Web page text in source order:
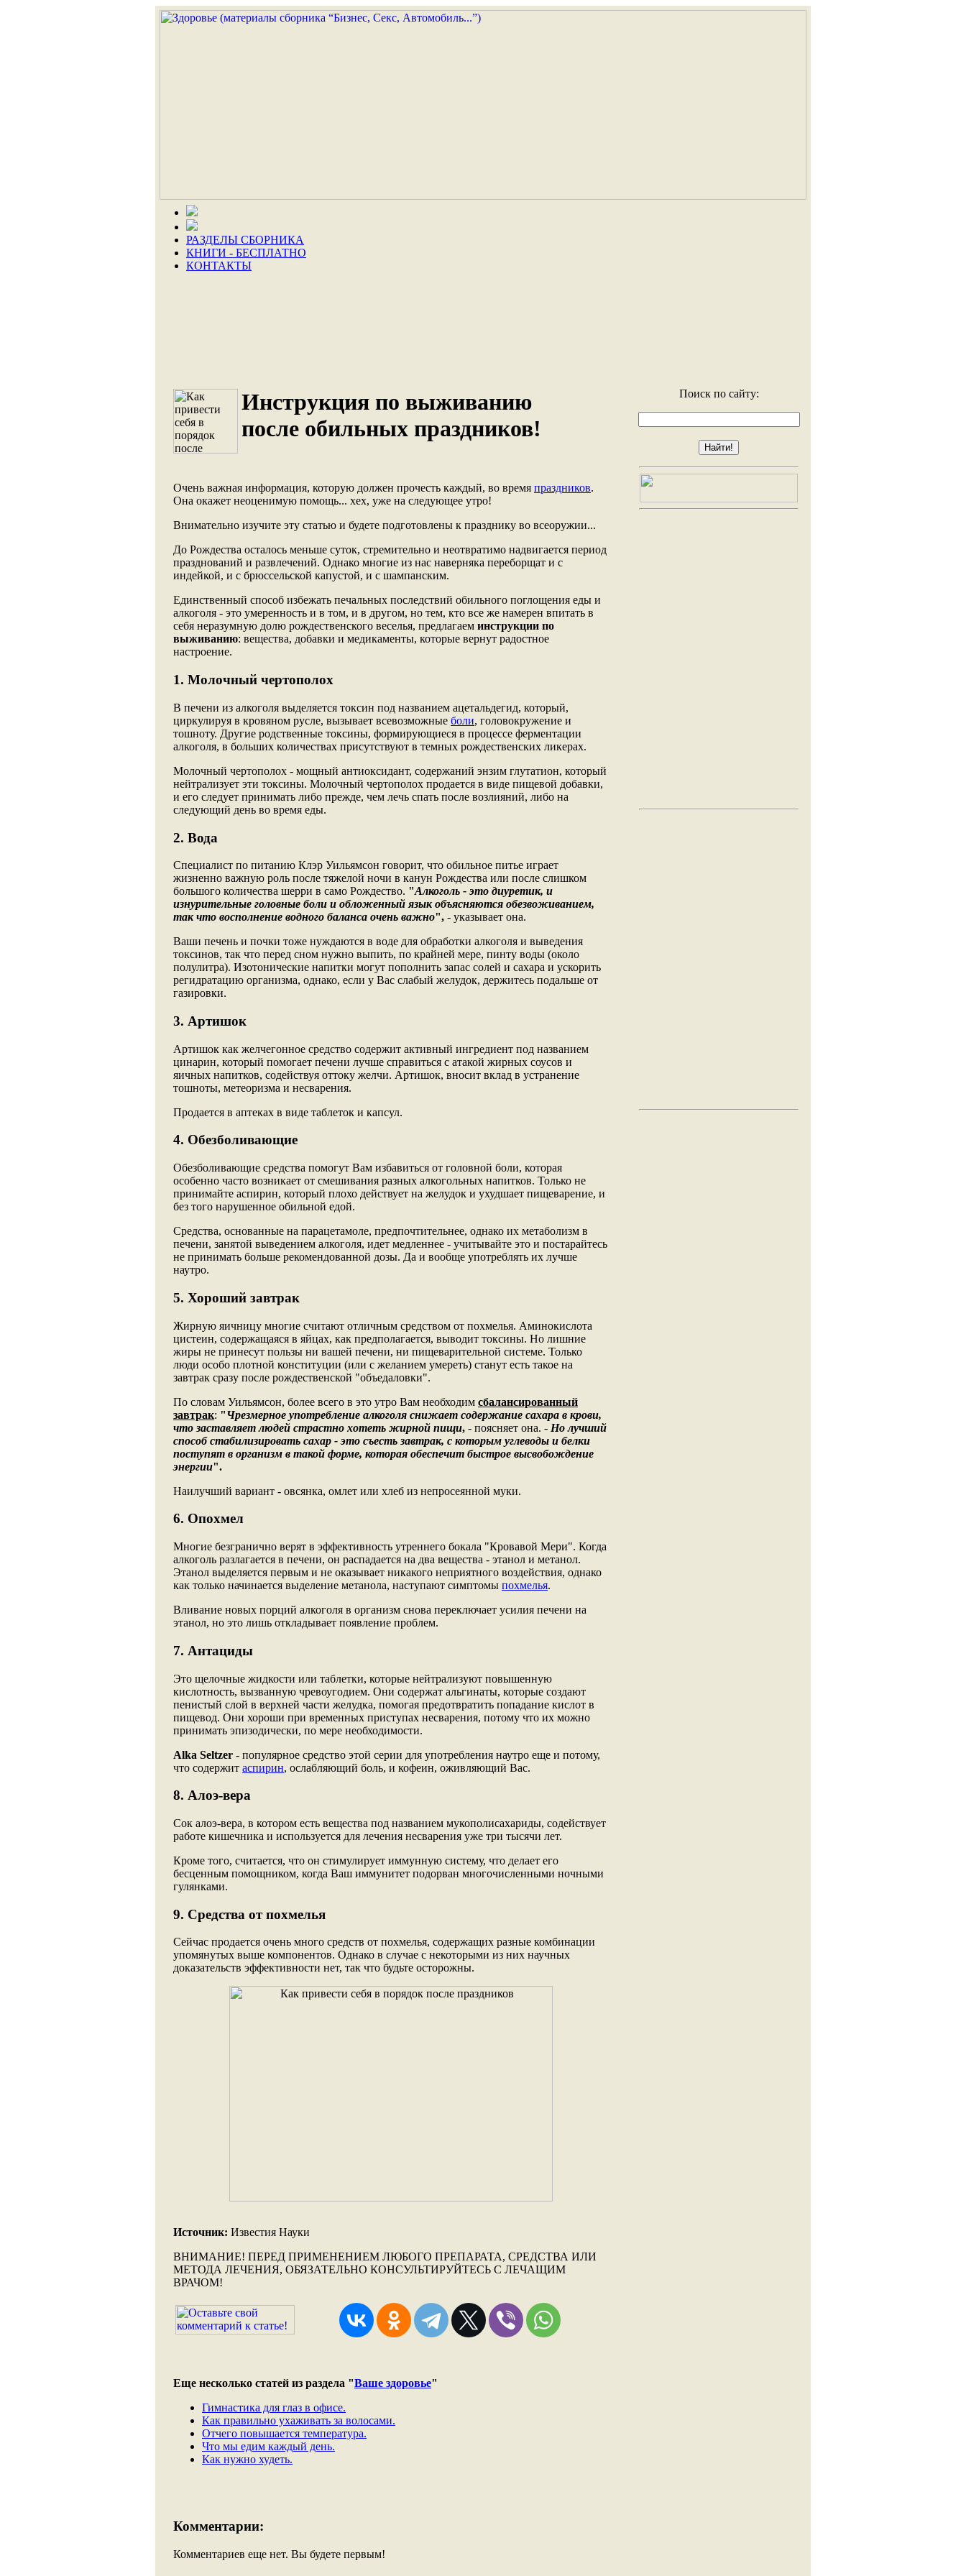
РАЗДЕЛЫ СБОРНИКА
КНИГИ - БЕСПЛАТНО
КОНТАКТЫ
Инструкция по выживанию
после обильных праздников!
Очень важная информация, которую должен прочесть каждый, во время праздников.
Она окажет неоценимую помощь... хех, уже на следующее утро!
Внимательно изучите эту статью и будете подготовлены к празднику во всеоружии...
До Рождества осталось меньше суток, стремительно и неотвратимо надвигается период
празднований и развлечений. Однако многие из нас наверняка переборщат и с
индейкой, и с брюссельской капустой, и с шампанским.
Единственный способ избежать печальных последствий обильного поглощения еды и
алкоголя - это умеренность и в том, и в другом, но тем, кто все же намерен впитать в
себя неразумную долю рождественского веселья, предлагаем инструкции по
выживанию: вещества, добавки и медикаменты, которые вернут радостное
настроение.
1. Молочный чертополох
В печени из алкоголя выделяется токсин под названием ацетальдегид, который,
циркулируя в кровяном русле, вызывает всевозможные боли, головокружение и
тошноту. Другие родственные токсины, формирующиеся в процессе ферментации
алкоголя, в больших количествах присутствуют в темных рождественских ликерах.
Молочный чертополох - мощный антиоксидант, содержаний энзим глутатион, который
нейтрализует эти токсины. Молочный чертополох продается в виде пищевой добавки,
и его следует принимать либо прежде, чем лечь спать после возлияний, либо на
следующий день во время еды.
2. Вода
Специалист по питанию Клэр Уильямсон говорит, что обильное питье играет
жизненно важную роль после тяжелой ночи в канун Рождества или после слишком
большого количества шерри в само Рождество. "Алкоголь - это диуретик, и
изнурительные головные боли и обложенный язык объясняются обезвоживанием,
так что восполнение водного баланса очень важно", - указывает она.
Ваши печень и почки тоже нуждаются в воде для обработки алкоголя и выведения
токсинов, так что перед сном нужно выпить, по крайней мере, пинту воды (около
полулитра). Изотонические напитки могут пополнить запас солей и сахара и ускорить
регидратацию организма, однако, если у Вас слабый желудок, держитесь подальше от
газировки.
3. Артишок
Артишок как желчегонное средство содержит активный ингредиент под названием
цинарин, который помогает печени лучше справиться с атакой жирных соусов и
яичных напитков, содействуя оттоку желчи. Артишок, вносит вклад в устранение
тошноты, метеоризма и несварения.
Продается в аптеках в виде таблеток и капсул.
4. Обезболивающие
Обезболивающие средства помогут Вам избавиться от головной боли, которая
особенно часто возникает от смешивания разных алкогольных напитков. Только не
принимайте аспирин, который плохо действует на желудок и ухудшает пищеварение, и
без того нарушенное обильной едой.
Средства, основанные на парацетамоле, предпочтительнее, однако их метаболизм в
печени, занятой выведением алкоголя, идет медленнее - учитывайте это и постарайтесь
не принимать больше рекомендованной дозы. Да и вообще употреблять их лучше
наутро.
5. Хороший завтрак
Жирную яичницу многие считают отличным средством от похмелья. Аминокислота
цистеин, содержащаяся в яйцах, как предполагается, выводит токсины. Но лишние
жиры не принесут пользы ни вашей печени, ни пищеварительной системе. Только
люди особо плотной конституции (или с желанием умереть) станут есть такое на
завтрак сразу после рождественской "объедаловки".
По словам Уильямсон, более всего в это утро Вам необходим сбалансированный
завтрак: "Чрезмерное употребление алкоголя снижает содержание сахара в крови,
что заставляет людей страстно хотеть жирной пищи, - поясняет она. - Но лучший
способ стабилизировать сахар - это съесть завтрак, с которым углеводы и белки
поступят в организм в такой форме, которая обеспечит быстрое высвобождение
энергии".
Наилучший вариант - овсянка, омлет или хлеб из непросеянной муки.
6. Опохмел
Многие безгранично верят в эффективность утреннего бокала "Кровавой Мери". Когда
алкоголь разлагается в печени, он распадается на два вещества - этанол и метанол.
Этанол выделяется первым и не оказывает никакого неприятного воздействия, однако
как только начинается выделение метанола, наступают симптомы похмелья.
Вливание новых порций алкоголя в организм снова переключает усилия печени на
этанол, но это лишь откладывает появление проблем.
7. Антациды
Это щелочные жидкости или таблетки, которые нейтрализуют повышенную
кислотность, вызванную чревоугодием. Они содержат альгинаты, которые создают
пенистый слой в верхней части желудка, помогая предотвратить попадание кислот в
пищевод. Они хороши при временных приступах несварения, потому что их можно
принимать эпизодически, по мере необходимости.
Alka Seltzer - популярное средство этой серии для употребления наутро еще и потому,
что содержит аспирин, ослабляющий боль, и кофеин, оживляющий Вас.
8. Алоэ-вера
Сок алоэ-вера, в котором есть вещества под названием мукополисахариды, содействует
работе кишечника и используется для лечения несварения уже три тысячи лет.
Кроме того, считается, что он стимулирует иммунную систему, что делает его
бесценным помощником, когда Ваш иммунитет подорван многочисленными ночными
гулянками.
9. Средства от похмелья
Сейчас продается очень много средств от похмелья, содержащих разные комбинации
упомянутых выше компонентов. Однако в случае с некоторыми из них научных
доказательств эффективности нет, так что будьте осторожны.
Источник: Известия Науки
ВНИМАНИЕ! ПЕРЕД ПРИМЕНЕНИЕМ ЛЮБОГО ПРЕПАРАТА, СРЕДСТВА ИЛИ
МЕТОДА ЛЕЧЕНИЯ, ОБЯЗАТЕЛЬНО КОНСУЛЬТИРУЙТЕСЬ С ЛЕЧАЩИМ
ВРАЧОМ!
Еще несколько статей из раздела "Ваше здоровье"
Гимнастика для глаз в офисе.
Как правильно ухаживать за волосами.
Отчего повышается температура.
Что мы едим каждый день.
Как нужно худеть.
Комментарии:
Комментариев еще нет. Вы будете первым!
Поиск по сайту: